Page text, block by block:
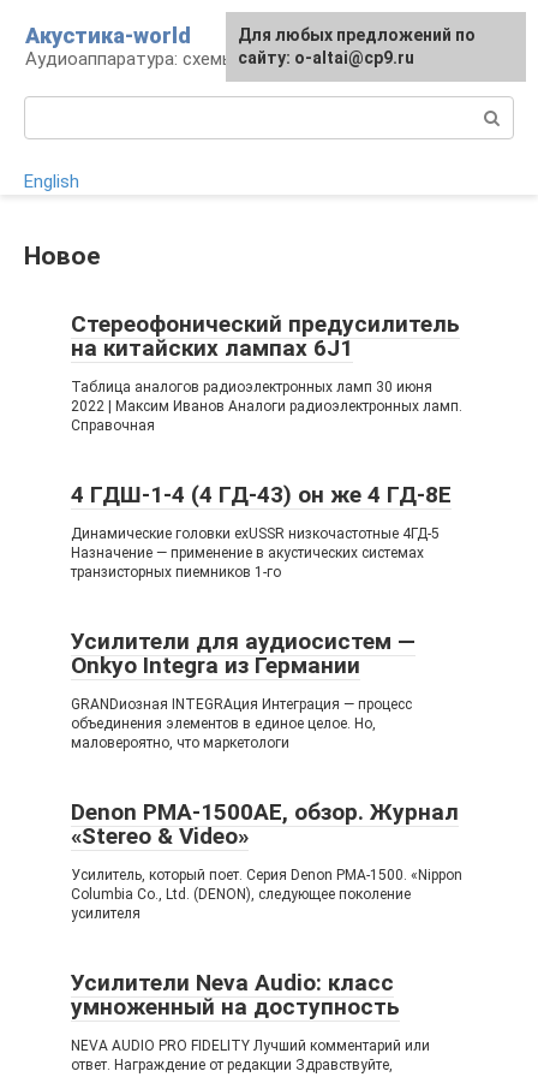
контенту
Акустика-world
Аудиоаппаратура: схемы и работа
English
Новое
Стереофонический предусилитель
на китайских лампах 6J1
Таблица аналогов радиоэлектронных ламп 30 июня
2022 | Максим Иванов Аналоги радиоэлектронных ламп.
Справочная
4 ГДШ-1-4 (4 ГД-43) он же 4 ГД-8Е
Динамические головки exUSSR низкочастотные 4ГД-5
Назначение — применение в акустических системах
транзисторных пиемников 1-го
Усилители для аудиосистем —
Onkyo Integra из Германии
GRANDиозная INTEGRAция Интеграция — процесс
объединения элементов в единое целое. Но,
маловероятно, что маркетологи
Denon PMA-1500AE, обзор. Журнал
«Stereo & Video»
Усилитель, который поет. Серия Denon PMA-1500. «Nippon
Columbia Co., Ltd. (DENON), следующее поколение
усилителя
Усилители Neva Audio: класс
умноженный на доступность
NEVA AUDIO PRO FIDELITY Лучший комментарий или
ответ. Награждение от редакции Здравствуйте,
Для любых предложений по
сайту: o-altai@cp9.ru